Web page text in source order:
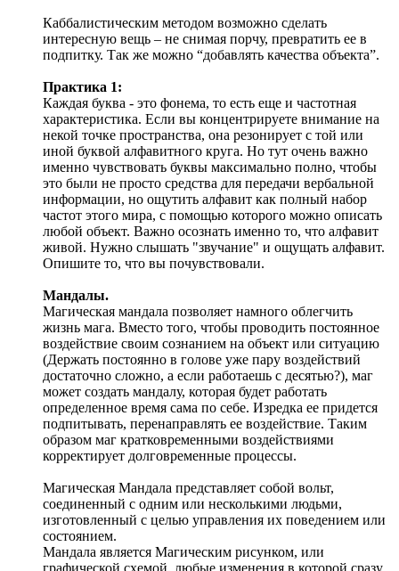
Каббалистическим методом возможно сделать
интересную вещь – не снимая порчу, превратить ее в
подпитку. Так же можно “добавлять качества объекта”.
Практика 1:
Каждая буква - это фонема, то есть еще и частотная
характеристика. Если вы концентрируете внимание на
некой точке пространства, она резонирует с той или
иной буквой алфавитного круга. Но тут очень важно
именно чувствовать буквы максимально полно, чтобы
это были не просто средства для передачи вербальной
информации, но ощутить алфавит как полный набор
частот этого мира, с помощью которого можно описать
любой объект. Важно осознать именно то, что алфавит
живой. Нужно слышать "звучание" и ощущать алфавит.
Опишите то, что вы почувствовали.
Мандалы.
Магическая мандала позволяет намного облегчить
жизнь мага. Вместо того, чтобы проводить постоянное
воздействие своим сознанием на объект или ситуацию
(Держать постоянно в голове уже пару воздействий
достаточно сложно, а если работаешь с десятью?), маг
может создать мандалу, которая будет работать
определенное время сама по себе. Изредка ее придется
подпитывать, перенаправлять ее воздействие. Таким
образом маг кратковременными воздействиями
корректирует долговременные процессы.
Магическая Мандала представляет собой вольт,
соединенный с одним или несколькими людьми,
изготовленный с целью управления их поведением или
состоянием.
Мандала является Магическим рисунком, или